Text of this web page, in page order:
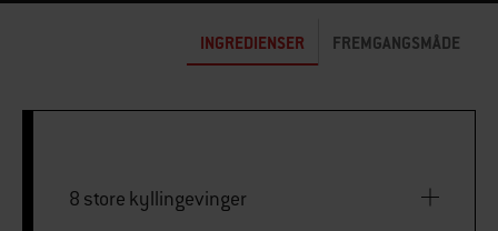
INGREDIENSER FREMGANGSMÅDE
8 store kyllingevinger